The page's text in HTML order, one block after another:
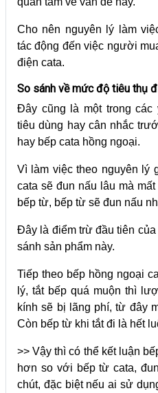
Cho nên nguyên lý làm
tác động đến việc người
điện cata.
So sánh về mức độ tiêu thụ
Đây cũng là một trong
tiêu dùng hay cân nhắc
hay bếp cata hồng ngoại.
Vì làm việc theo nguyên lý
cata sẽ đun nấu lâu mà
bếp từ, bếp từ sẽ đun nấu
Đây là điểm trừ đầu tiên
sánh sản phẩm này.
Tiếp theo bếp hồng ngoại
lý, tắt bếp quá muộn thì
kính sẽ bị lãng phí, từ đây
Còn bếp từ khi tắt đi là hết
>> Vậy thì có thể kết luận
hơn so với bếp từ cata,
chút, đặc biệt nếu ai sử